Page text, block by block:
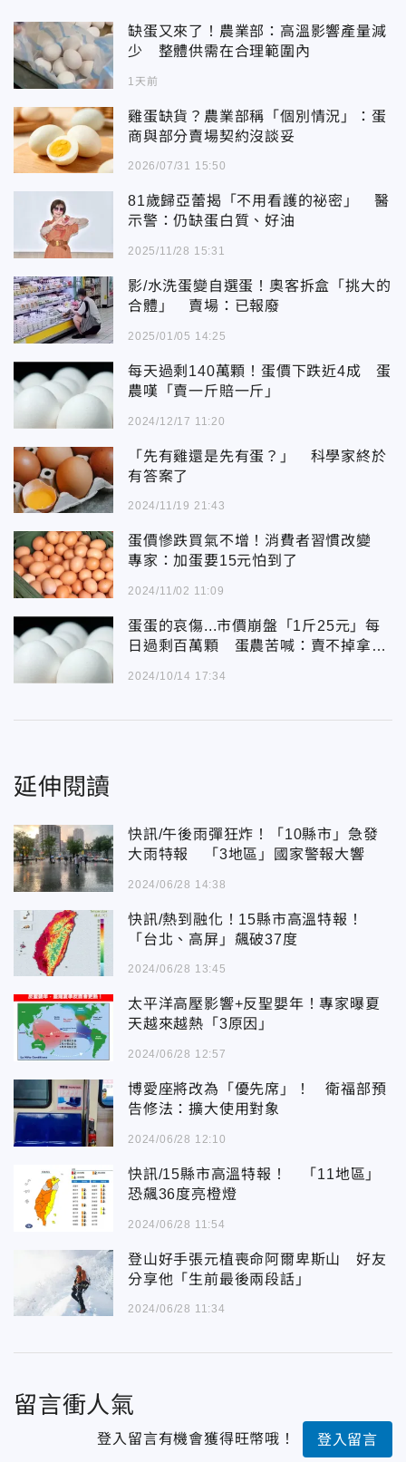
缺蛋又來了！農業部：高溫影響產量減
少 整體供需在合理範圍內
1天前
雞蛋缺貨？農業部稱「個別情況」：蛋
商與部分賣場契約沒談妥
2026/07/31 15:50
81歲歸亞蕾揭「不用看護的祕密」 醫
示警：仍缺蛋白質、好油
2025/11/28 15:31
影/水洗蛋變自選蛋！奧客拆盒「挑大的
合體」 賣場：已報廢
2025/01/05 14:25
每天過剩140萬顆！蛋價下跌近4成 蛋
農嘆「賣一斤賠一斤」
2024/12/17 11:20
「先有雞還是先有蛋？」 科學家終於
有答案了
2024/11/19 21:43
蛋價慘跌買氣不增！消費者習慣改變
專家：加蛋要15元怕到了
2024/11/02 11:09
蛋蛋的哀傷...市價崩盤「1斤25元」每
日過剩百萬顆 蛋農苦喊：賣不掉拿去
2024/10/14 17:34
延伸閱讀
快訊/午後雨彈狂炸！「10縣市」急發
大雨特報 「3地區」國家警報大響
2024/06/28 14:38
快訊/熱到融化！15縣市高溫特報！
「台北、高屏」飆破37度
2024/06/28 13:45
太平洋高壓影響+反聖嬰年！專家曝夏
天越來越熱「3原因」
2024/06/28 12:57
博愛座將改為「優先席」！ 衛福部預
告修法：擴大使用對象
2024/06/28 12:10
快訊/15縣市高溫特報！ 「11地區」
恐飆36度亮橙燈
2024/06/28 11:54
登山好手張元植喪命阿爾卑斯山 好友
分享他「生前最後兩段話」
2024/06/28 11:34
留言衝人氣
登入留言有機會獲得旺幣哦！ 登入留言